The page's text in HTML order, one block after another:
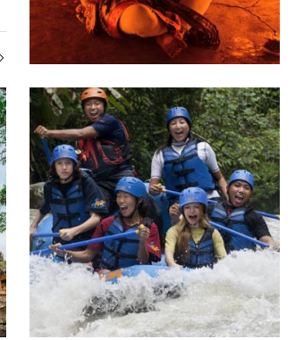
ウブド
バリ島丸ごとツアー
バリ島丸ごとツアーここだけは行っておき
たいバリ島の人気観光地を一気に回るバリ
島の人気観光地を1日でご案内するツアーで
す。100kmという距離を移動しなが…
続きを読む